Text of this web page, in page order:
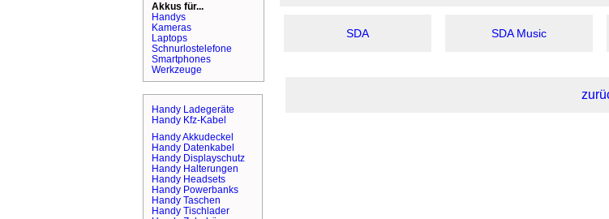
Akkus für...
Handys
Kameras
Laptops
Schnurlostelefone
Smartphones
Werkzeuge
Handy Ladegeräte
Handy Kfz-Kabel
Handy Akkudeckel
Handy Datenkabel
Handy Displayschutz
Handy Halterungen
Handy Headsets
Handy Powerbanks
Handy Taschen
Handy Tischlader
SDA SDA Music